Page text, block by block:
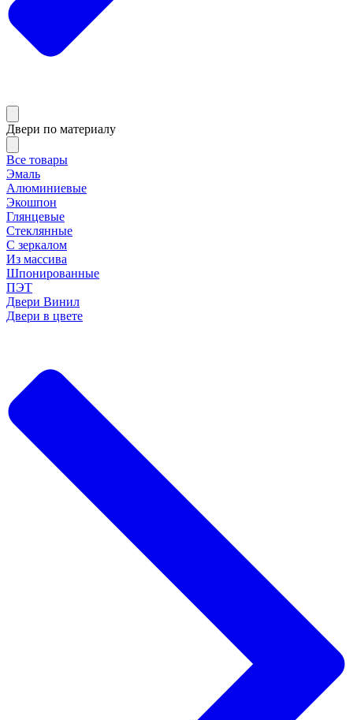
Двери по материалу
Все товары
Эмаль
Алюминиевые
Экошпон
Глянцевые
Стеклянные
С зеркалом
Из массива
Шпонированные
ПЭТ
Двери Винил
Двери в цвете